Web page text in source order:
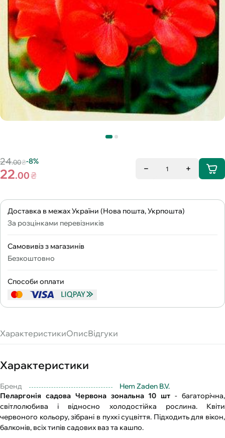
24.00₴-8%
22.00₴
1
Доставка в межах України (Нова пошта, Укрпошта)
За розцінками перевізників
Самовивіз з магазинів
Безкоштовно
Способи оплати
ХарактеристикиОписВідгуки
Характеристики
Бренд
Hem Zaden B.V.
Пеларгонія садова Червона зональна 10 шт - багаторічна,
світлолюбива і відносно холодостійка рослина. Квіти
червоного кольору, зібрані в пухкі суцвіття. Підходить для вікон,
балконів, всіх типів садових ваз та кашпо.